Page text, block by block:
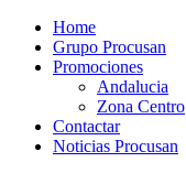
Home
Grupo Procusan
Promociones
Andalucia
Zona Centro
Contactar
Noticias Procusan